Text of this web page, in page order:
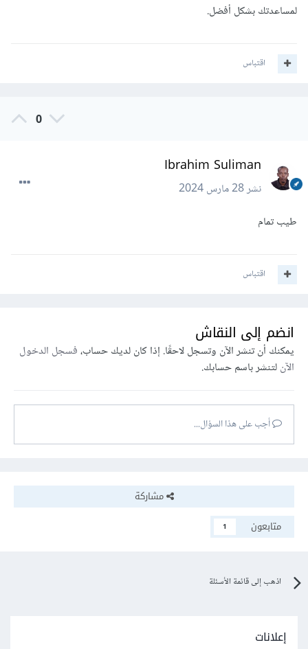
لمساعدتك بشكل أفضل.
اقتباس
0
Ibrahim Suliman
نشر28 مارس 2024
طيب تمام
اقتباس
انضم إلى النقاش
يمكنك أن تنشر الآن وتسجل لاحقًا. إذا كان لديك حساب،فسجل الدخول
الآنلتنشر باسم حسابك.
أجب على هذا السؤال...
مشاركة
متابعون
1
اذهب إلى قائمة الأسئلة
إعلانات